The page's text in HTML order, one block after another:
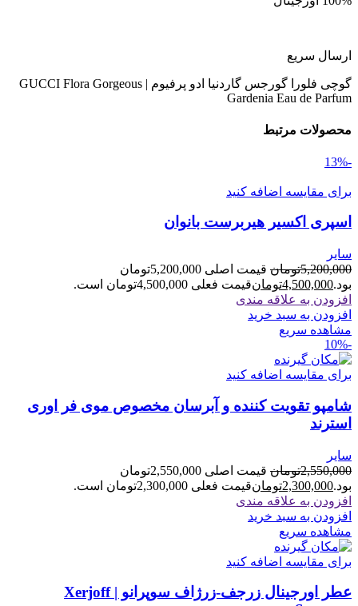
ارسال سریع
گوچی فلورا گورجس گاردنیا ادو پرفیوم | GUCCI Flora Gorgeous
Gardenia Eau de Parfum
محصولات مرتبط
-13%
برای مقایسه اضافه کنید
اسپری اکسیر هیربرست بانوان
سایر
5,200,000تومان
قیمت اصلی 5,200,000تومان
بود.4,500,000تومانقیمت فعلی 4,500,000تومان است.
افزودن به علاقه مندی
افزودن به سبد خرید
مشاهده سریع
-10%
برای مقایسه اضافه کنید
شامپو تقویت کننده و آبرسان مخصوص موی فر اوری
استرند
سایر
2,550,000تومان
قیمت اصلی 2,550,000تومان
بود.2,300,000تومانقیمت فعلی 2,300,000تومان است.
افزودن به علاقه مندی
افزودن به سبد خرید
مشاهده سریع
برای مقایسه اضافه کنید
عطر اورجینال زرجف-زرژاف سوپرانو | Xerjoff